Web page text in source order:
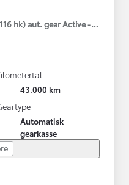
hk) aut. gear Active -
43.000 km
Automatisk
gearkasse